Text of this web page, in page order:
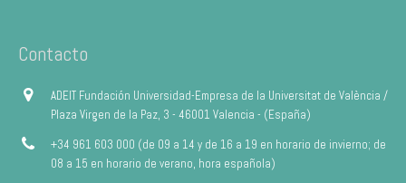
Contacto
ADEIT Fundación Universidad-Empresa de la Universitat de València /
Plaza Virgen de la Paz, 3 - 46001 Valencia - (España)
+34 961 603 000 (de 09 a 14 y de 16 a 19 en horario de invierno; de
08 a 15 en horario de verano, hora española)